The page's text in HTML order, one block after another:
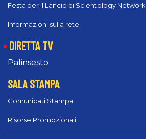
Festa per il Lancio di Scientology Network
Informazioni sulla rete
DIRETTA TV
Palinsesto
SALA STAMPA
Comunicati Stampa
Risorse Promozionali